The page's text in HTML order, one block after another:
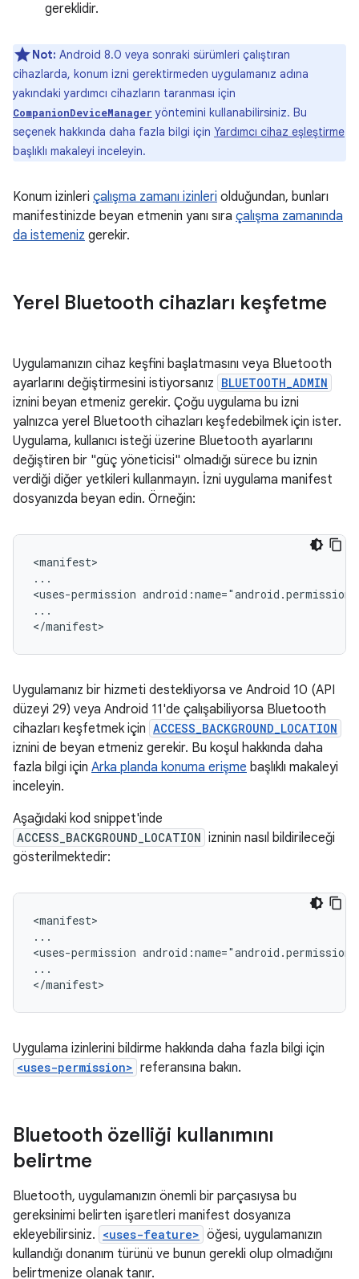
gereklidir.
Not: Android 8.0 veya sonraki sürümleri çalıştıran
cihazlarda, konum izni gerektirmeden uygulamanız adına
yakındaki yardımcı cihazların taranması için
CompanionDeviceManager yöntemini kullanabilirsiniz. Bu
seçenek hakkında daha fazla bilgi için Yardımcı cihaz eşleştirme
başlıklı makaleyi inceleyin.
Konum izinleri çalışma zamanı izinleri olduğundan, bunları
manifestinizde beyan etmenin yanı sıra çalışma zamanında
da istemeniz gerekir.
Yerel Bluetooth cihazları keşfetme
Uygulamanızın cihaz keşfini başlatmasını veya Bluetooth
ayarlarını değiştirmesini istiyorsanız BLUETOOTH_ADMIN
iznini beyan etmeniz gerekir. Çoğu uygulama bu izni
yalnızca yerel Bluetooth cihazları keşfedebilmek için ister.
Uygulama, kullanıcı isteği üzerine Bluetooth ayarlarını
değiştiren bir "güç yöneticisi" olmadığı sürece bu iznin
verdiği diğer yetkileri kullanmayın. İzni uygulama manifest
dosyanızda beyan edin. Örneğin:
<manifest>
...
<uses-permission
...
Uygulamanız bir hizmeti destekliyorsa ve Android 10 (API
düzeyi 29) veya Android 11'de çalışabiliyorsa Bluetooth
cihazları keşfetmek için ACCESS_BACKGROUND_LOCATION
iznini de beyan etmeniz gerekir. Bu koşul hakkında daha
fazla bilgi için Arka planda konuma erişme başlıklı makaleyi
inceleyin.
Aşağıdaki kod snippet'inde
ACCESS_BACKGROUND_LOCATION izninin nasıl bildirileceği
gösterilmektedir:
<manifest>
...
<uses-permission
...
Uygulama izinlerini bildirme hakkında daha fazla bilgi için
<uses-permission> referansına bakın.
Bluetooth özelliği kullanımını
belirtme
Bluetooth, uygulamanızın önemli bir parçasıysa bu
gereksinimi belirten işaretleri manifest dosyanıza
ekleyebilirsiniz. <uses-feature> öğesi, uygulamanızın
kullandığı donanım türünü ve bunun gerekli olup olmadığını
belirtmenize olanak tanır.